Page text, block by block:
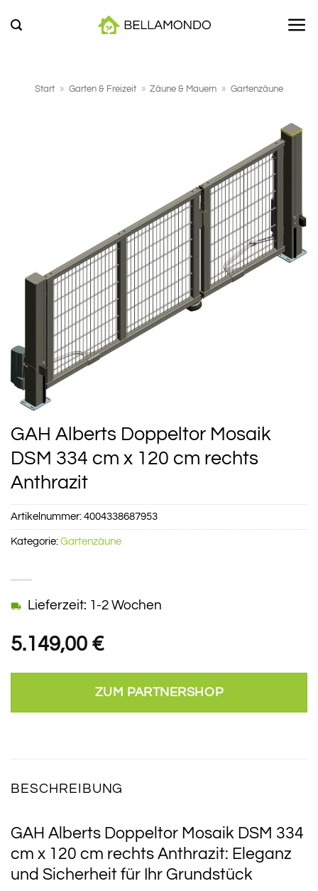
Inhalt
Start » Garten & Freizeit » Zäune & Mauern » Gartenzäune
GAH Alberts Doppeltor Mosaik
DSM 334 cm x 120 cm rechts
Anthrazit
5.149,00 €
Lieferzeit: 1-2 Wochen
ZUM PARTNERSHOP
Artikelnummer: 4004338687953
Kategorie: Gartenzäune
BESCHREIBUNG
GAH Alberts Doppeltor Mosaik DSM 334
cm x 120 cm rechts Anthrazit: Eleganz
und Sicherheit für Ihr Grundstück